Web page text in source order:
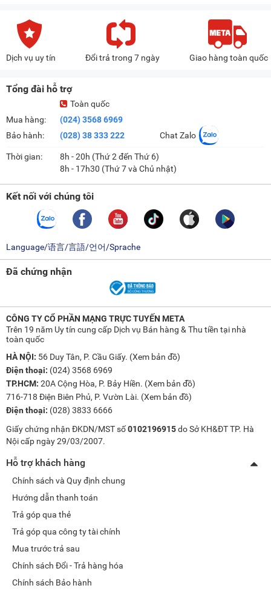
Dịch vụ uy tín Đổi trả trong 7 ngày Giao hàng toàn quốc
Tổng đài hỗ trợ
Mua hàng:
Bảo hành:
Toàn quốc
(024) 3568 6969
(028) 38 333 222
Chat Zalo
Thời gian:
8h - 20h (Thứ 2 đến Thứ 6)
8h - 17h30 (Thứ 7 và Chủ nhật)
Kết nối với chúng tôi
Language/语言/言語/언어/Sprache
Đã chứng nhận
CÔNG TY CỔ PHẦN MẠNG TRỰC TUYẾN META
Trên 19 năm Uy tín cung cấp Dịch vụ Bán hàng & Thu tiền tại nhà
toàn quốc
HÀ NỘI: 56 Duy Tân, P. Cầu Giấy. (Xem bản đồ)
Điện thoại: (024) 3568 6969
TP.HCM: 20A Cộng Hòa, P. Bảy Hiền. (Xem bản đồ)
716-718 Điện Biên Phủ, P. Vườn Lài. (Xem bản đồ)
Điện thoại: (028) 3833 6666
Giấy chứng nhận ĐKDN/MST số0102196915do Sở KH&ĐT TP. Hà
Nội cấp ngày 29/03/2007.
Hỗ trợ khách hàng
Chính sách và Quy định chung
Hướng dẫn thanh toán
Trả góp qua thẻ
Trả góp qua công ty tài chính
Mua trước trả sau
Chính sách Đổi - Trả hàng hóa
Chính sách Bảo hành